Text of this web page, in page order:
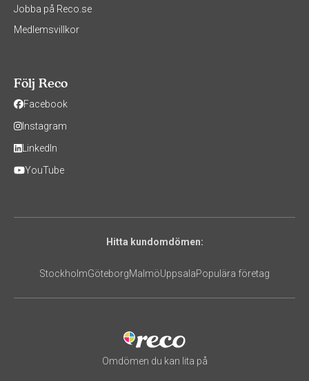
Jobba på Reco.se
Medlemsvillkor
Följ Reco
Facebook
Instagram
LinkedIn
YouTube
Hitta kundomdömen:
StockholmGöteborgMalmöUppsalaPopulära företag
Omdömen du kan lita på